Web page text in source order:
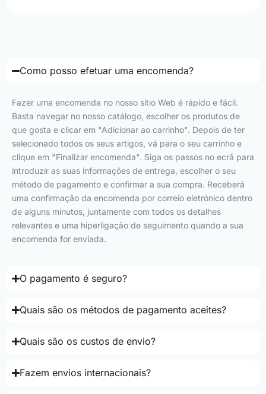
Como posso efetuar uma encomenda?
Fazer uma encomenda no nosso sítio Web é rápido e fácil.
Basta navegar no nosso catálogo, escolher os produtos de
que gosta e clicar em "Adicionar ao carrinho". Depois de ter
selecionado todos os seus artigos, vá para o seu carrinho e
clique em "Finalizar encomenda". Siga os passos no ecrã para
introduzir as suas informações de entrega, escolher o seu
método de pagamento e confirmar a sua compra. Receberá
uma confirmação da encomenda por correio eletrónico dentro
de alguns minutos, juntamente com todos os detalhes
relevantes e uma hiperligação de seguimento quando a sua
encomenda for enviada.
O pagamento é seguro?
Quais são os métodos de pagamento aceites?
Quais são os custos de envio?
Fazem envios internacionais?